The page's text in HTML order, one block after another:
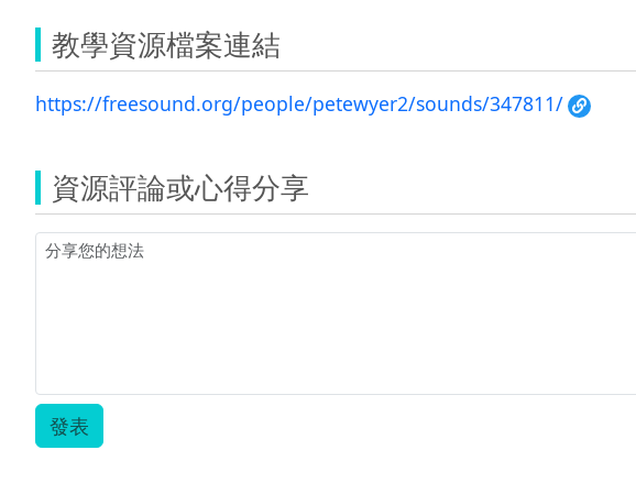
教學資源檔案連結
https://freesound.org/people/petewyer2/sounds/347811/
資源評論或心得分享
發表